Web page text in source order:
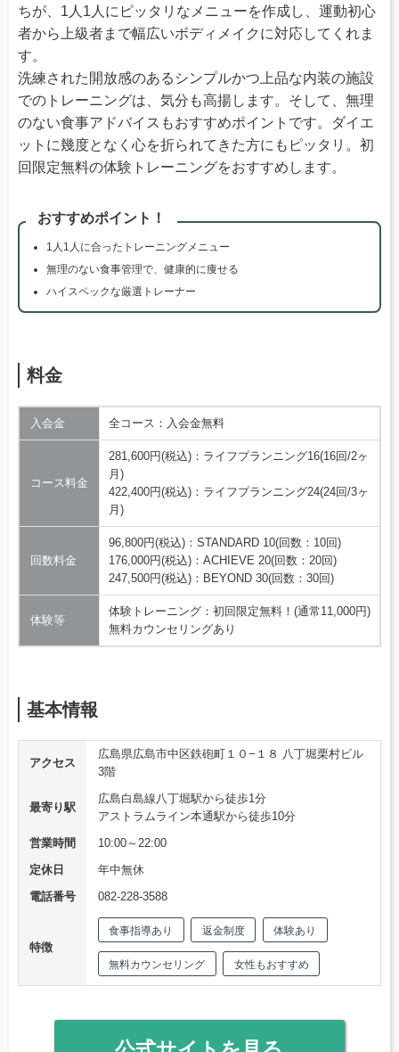
ちが、1人1人にピッタリなメニューを作成し、運動初心
者から上級者まで幅広いボディメイクに対応してくれま
す。
洗練された開放感のあるシンプルかつ上品な内装の施設
でのトレーニングは、気分も高揚します。そして、無理
のない食事アドバイスもおすすめポイントです。ダイエ
ットに幾度となく心を折られてきた方にもピッタリ。初
回限定無料の体験トレーニングをおすすめします。
おすすめポイント！
1人1人に合ったトレーニングメニュー
無理のない食事管理で、健康的に痩せる
ハイスペックな厳選トレーナー
料金
入会金 全コース：入会金無料
コース料金
281,600円(税込)：ライフプランニング16(16回/2ヶ
月)
422,400円(税込)：ライフプランニング24(24回/3ヶ
月)
回数料金
96,800円(税込)：STANDARD 10(回数：10回)
176,000円(税込)：ACHIEVE 20(回数：20回)
247,500円(税込)：BEYOND 30(回数：30回)
体験等
体験トレーニング：初回限定無料！(通常11,000円)
無料カウンセリングあり
基本情報
アクセス
広島県広島市中区鉄砲町１０−１８ 八丁堀栗村ビル
3階
最寄り駅
広島白島線八丁堀駅から徒歩1分
アストラムライン本通駅から徒歩10分
営業時間
10:00～22:00
定休日
年中無休
電話番号
082-228-3588
特徴
食事指導あり 返金制度 体験あり
無料カウンセリング 女性もおすすめ